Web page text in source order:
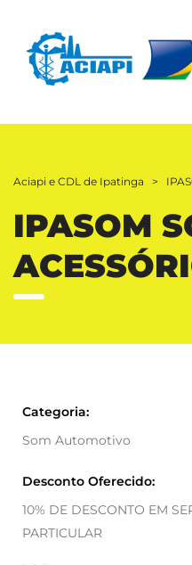
Aciapi e CDL de Ipatinga >
IPASOM
Categoria:
Som Automotivo
Desconto Oferecido:
10% DE DESCONTO EM
PARTICULAR